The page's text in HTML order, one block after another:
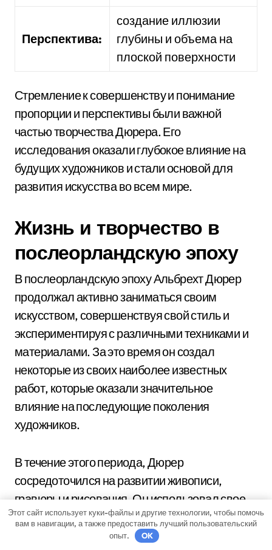
Перспектива:
создание иллюзии
глубины и объема на
плоской поверхности
Стремление к совершенству и понимание
пропорции и перспективы были важной
частью творчества Дюрера. Его
исследования оказали глубокое влияние на
будущих художников и стали основой для
развития искусства во всем мире.
Жизнь и творчество в
послеорландскую эпоху
В послеорландскую эпоху Альбрехт Дюрер
продолжал активно заниматься своим
искусством, совершенствуя свой стиль и
экспериментируя с различными техниками и
материалами. За это время он создал
некоторые из своих наиболее известных
работ, которые оказали значительное
влияние на последующие поколения
художников.
В течение этого периода, Дюрер
сосредоточился на развитии живописи,
гравюры и рисования. Он использовал свое
мастерство, чтобы передать сложные детали
и эмоции в своих работах. Его техническое
Этот сайт использует куки-файлы и другие технологии, чтобы помочь
вам в навигации, а также предоставить лучший пользовательский
опыт.
OK